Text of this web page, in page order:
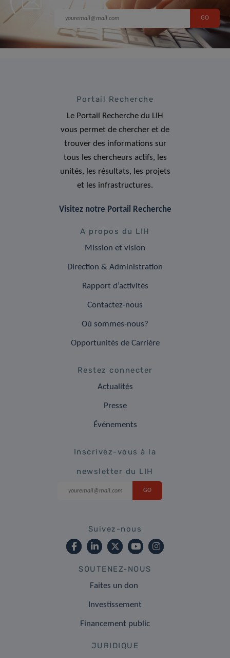
Portail Recherche
Le Portail Recherche du LIH
vous permet de chercher et de
trouver des informations sur
tous les chercheurs actifs, les
unités, les résultats, les projets
et les infrastructures.
Visitez notre Portail Recherche
A propos du LIH
Mission et vision
Direction & Administration
Rapport d’activités
Contactez-nous
Où sommes-nous?
Opportunités de Carrière
Restez connecter
Actualités
Presse
Événements
Inscrivez-vous à la
newsletter du LIH
Suivez-nous
SOUTENEZ-NOUS
Faites un don
Investissement
Financement public
JURIDIQUE